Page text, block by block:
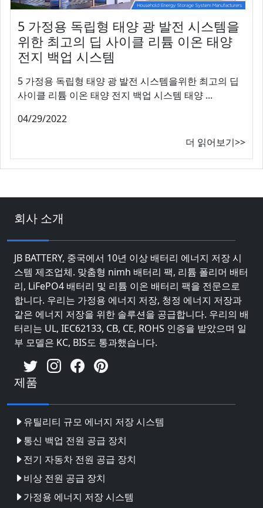
5 가정용 독립형 태양 광 발전 시스템을
위한 최고의 딥 사이클 리튬 이온 태양
전지 백업 시스템
5 가정용 독립형 태양 광 발전 시스템을위한 최고의 딥
사이클 리튬 이온 태양 전지 백업 시스템 태양 ...
04/29/2022
더 읽어보기>>
회사 소개
JB BATTERY, 중국에서 10년 이상 배터리 에너지 저장 시
스템 제조업체. 맞춤형 nimh 배터리 팩, 리튬 폴리머 배터
리, LiFePO4 배터리 및 리튬 이온 배터리 팩을 전문으로
합니다. 우리는 가정용 에너지 저장, 청정 에너지 저장과
같은 에너지 저장을 위한 솔루션을 공급합니다. 우리의 배
터리는 UL, IEC62133, CB, CE, ROHS 인증을 받았으며 일
부 모델은 KC, BIS도 통과했습니다.
제품
유틸리티 규모 에너지 저장 시스템
통신 백업 전원 공급 장치
전기 자동차 전원 공급 장치
비상 전원 공급 장치
가정용 에너지 저장 시스템